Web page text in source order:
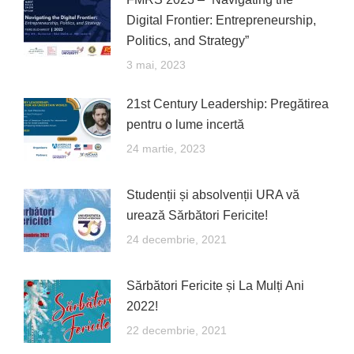
Digital Frontier: Entrepreneurship,
Politics, and Strategy”
3 mai, 2023
21st Century Leadership: Pregătirea
pentru o lume incertă
24 martie, 2023
Studenții și absolvenții URA vă
urează Sărbători Fericite!
24 decembrie, 2021
Sărbători Fericite și La Mulți Ani
2022!
22 decembrie, 2021